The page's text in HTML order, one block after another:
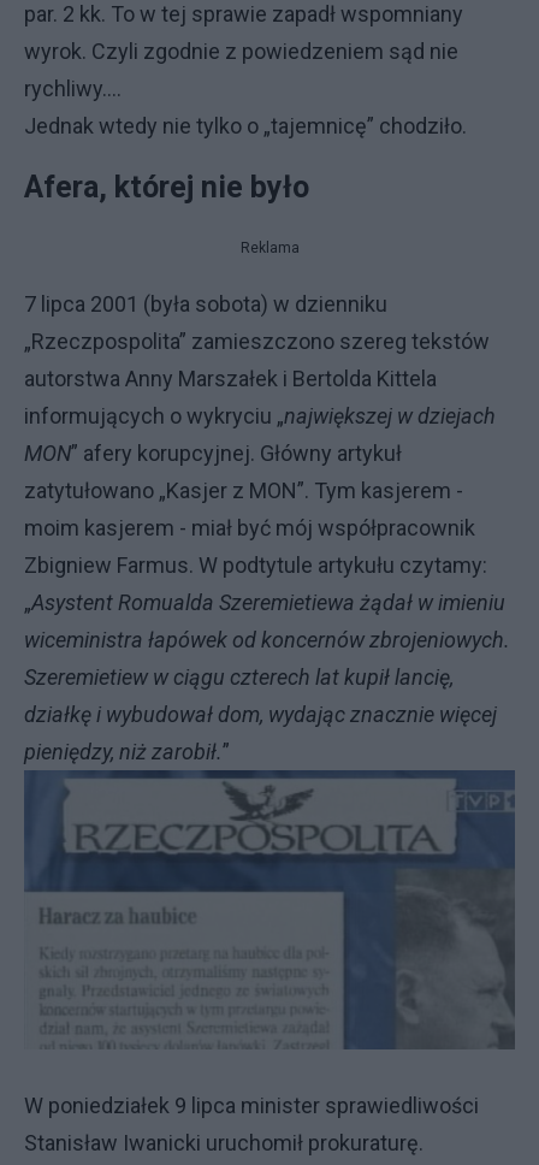
par. 2 kk. To w tej sprawie zapadł wspomniany
wyrok. Czyli zgodnie z powiedzeniem sąd nie
rychliwy….
Jednak wtedy nie tylko o „tajemnicę” chodziło.
Afera, której nie było
Reklama
7 lipca 2001 (była sobota) w dzienniku
„Rzeczpospolita” zamieszczono szereg tekstów
autorstwa Anny Marszałek i Bertolda Kittela
informujących o wykryciu „największej w dziejach
MON” afery korupcyjnej. Główny artykuł
zatytułowano „Kasjer z MON”. Tym kasjerem -
moim kasjerem - miał być mój współpracownik
Zbigniew Farmus. W podtytule artykułu czytamy:
„Asystent Romualda Szeremietiewa żądał w imieniu
wiceministra łapówek od koncernów zbrojeniowych.
Szeremietiew w ciągu czterech lat kupił lancię,
działkę i wybudował dom, wydając znacznie więcej
pieniędzy, niż zarobił.”
W poniedziałek 9 lipca minister sprawiedliwości
Stanisław Iwanicki uruchomił prokuraturę.